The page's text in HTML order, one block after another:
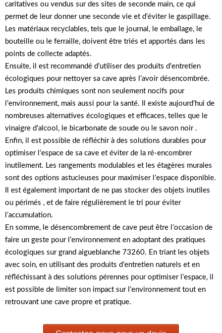
caritatives ou vendus sur des sites de seconde main, ce qui
permet de leur donner une seconde vie et d’éviter le gaspillage.
Les matériaux recyclables, tels que le journal, le emballage, le
bouteille ou le ferraille, doivent être triés et apportés dans les
points de collecte adaptés.
Ensuite, il est recommandé d’utiliser des produits d’entretien
écologiques pour nettoyer sa cave après l’avoir désencombrée.
Les produits chimiques sont non seulement nocifs pour
l’environnement, mais aussi pour la santé. Il existe aujourd’hui de
nombreuses alternatives écologiques et efficaces, telles que le
vinaigre d’alcool, le bicarbonate de soude ou le savon noir .
Enfin, il est possible de réfléchir à des solutions durables pour
optimiser l’espace de sa cave et éviter de la ré-encombrer
inutilement. Les rangements modulables et les étagères murales
sont des options astucieuses pour maximiser l’espace disponible.
Il est également important de ne pas stocker des objets inutiles
ou périmés , et de faire régulièrement le tri pour éviter
l’accumulation.
En somme, le désencombrement de cave peut être l’occasion de
faire un geste pour l’environnement en adoptant des pratiques
écologiques sur grand aigueblanche 73260. En triant les objets
avec soin, en utilisant des produits d’entretien naturels et en
réfléchissant à des solutions pérennes pour optimiser l’espace, il
est possible de limiter son impact sur l’environnement tout en
retrouvant une cave propre et pratique.